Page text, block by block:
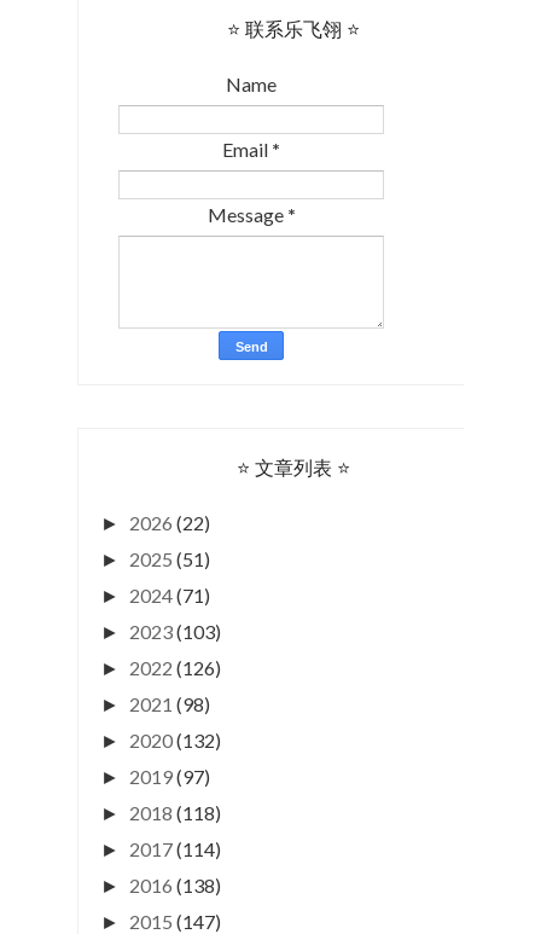
⭐ 联系乐飞翎 ⭐
Name
Email *
Message *
⭐ 文章列表 ⭐
► 2026 (22)
► 2025 (51)
► 2024(71)
► 2023(103)
► 2022 (126)
► 2021 (98)
► 2020(132)
► 2019(97)
► 2018 (118)
► 2017(114)
► 2016 (138)
► 2015 (147)